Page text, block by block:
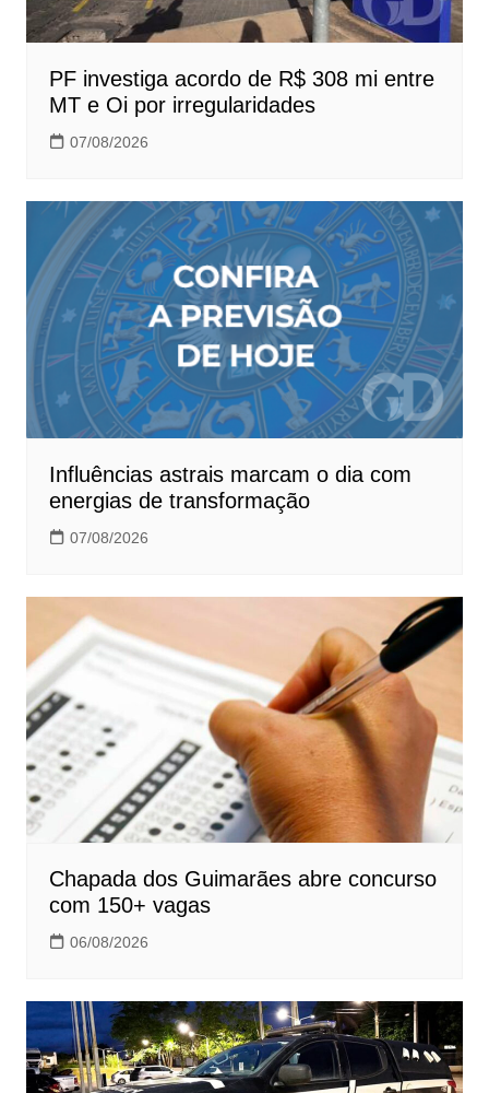
PF investiga acordo de R$ 308 mi entre
MT e Oi por irregularidades
07/08/2026
Influências astrais marcam o dia com
energias de transformação
07/08/2026
Chapada dos Guimarães abre concurso
com 150+ vagas
06/08/2026